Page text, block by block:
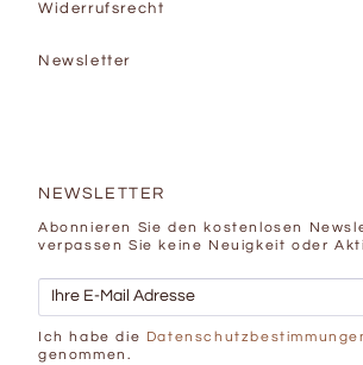
Widerrufsrecht
Newsletter
NEWSLETTER
Abonnieren Sie den kostenlosen
verpassen Sie keine Neuigkeit oder
Ich habe die
genommen.